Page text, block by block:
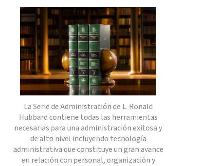
LaSerie de Administraciónde L. Ronald
Hubbard contiene todas las herramientas
necesarias para una administración exitosa y
de alto nivel incluyendo tecnología
administrativa que constituye un gran avance
en relación con personal, organización y